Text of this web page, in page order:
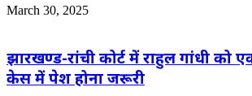
March 30, 2025
झारखण्ड-रांची कोर्ट में राहुल गांधी को
केस में पेश होना जरूरी